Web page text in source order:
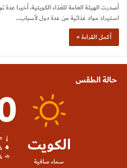
أصدرت الهيئة العامة للغذاء الكويتية، أخيرا
استيراد مواد غذائية من عدة دول لأسباب…
أكمل القراءة »
حالة الطقس
الكويت
سماء صافية
44º - 39º